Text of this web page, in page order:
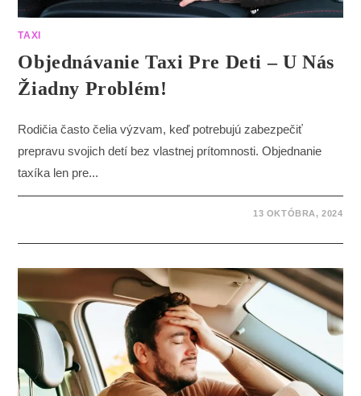
TAXI
Objednávanie Taxi Pre Deti – U Nás
Žiadny Problém!
Rodičia často čelia výzvam, keď potrebujú zabezpečiť
prepravu svojich detí bez vlastnej prítomnosti. Objednanie
taxíka len pre...
13 OKTÓBRA, 2024